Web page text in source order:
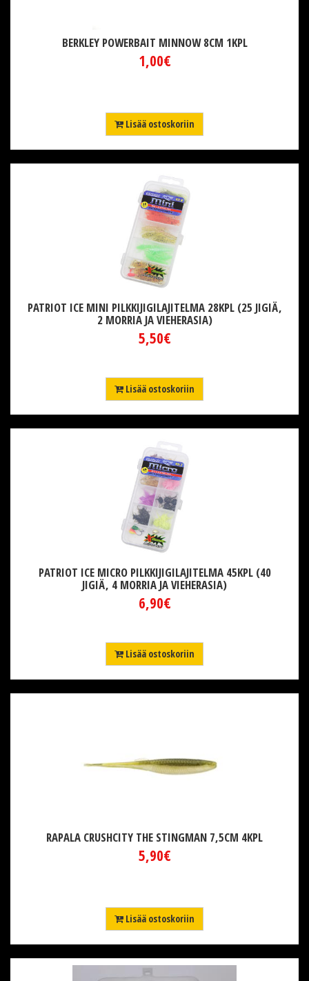
BERKLEY POWERBAIT MINNOW 8CM 1KPL
1,00€
Lisää ostoskoriin
PATRIOT ICE MINI PILKKIJIGILAJITELMA 28KPL (25 JIGIÄ,
2 MORRIA JA VIEHERASIA)
5,50€
Lisää ostoskoriin
PATRIOT ICE MICRO PILKKIJIGILAJITELMA 45KPL (40
JIGIÄ, 4 MORRIA JA VIEHERASIA)
6,90€
Lisää ostoskoriin
RAPALA CRUSHCITY THE STINGMAN 7,5CM 4KPL
5,90€
Lisää ostoskoriin